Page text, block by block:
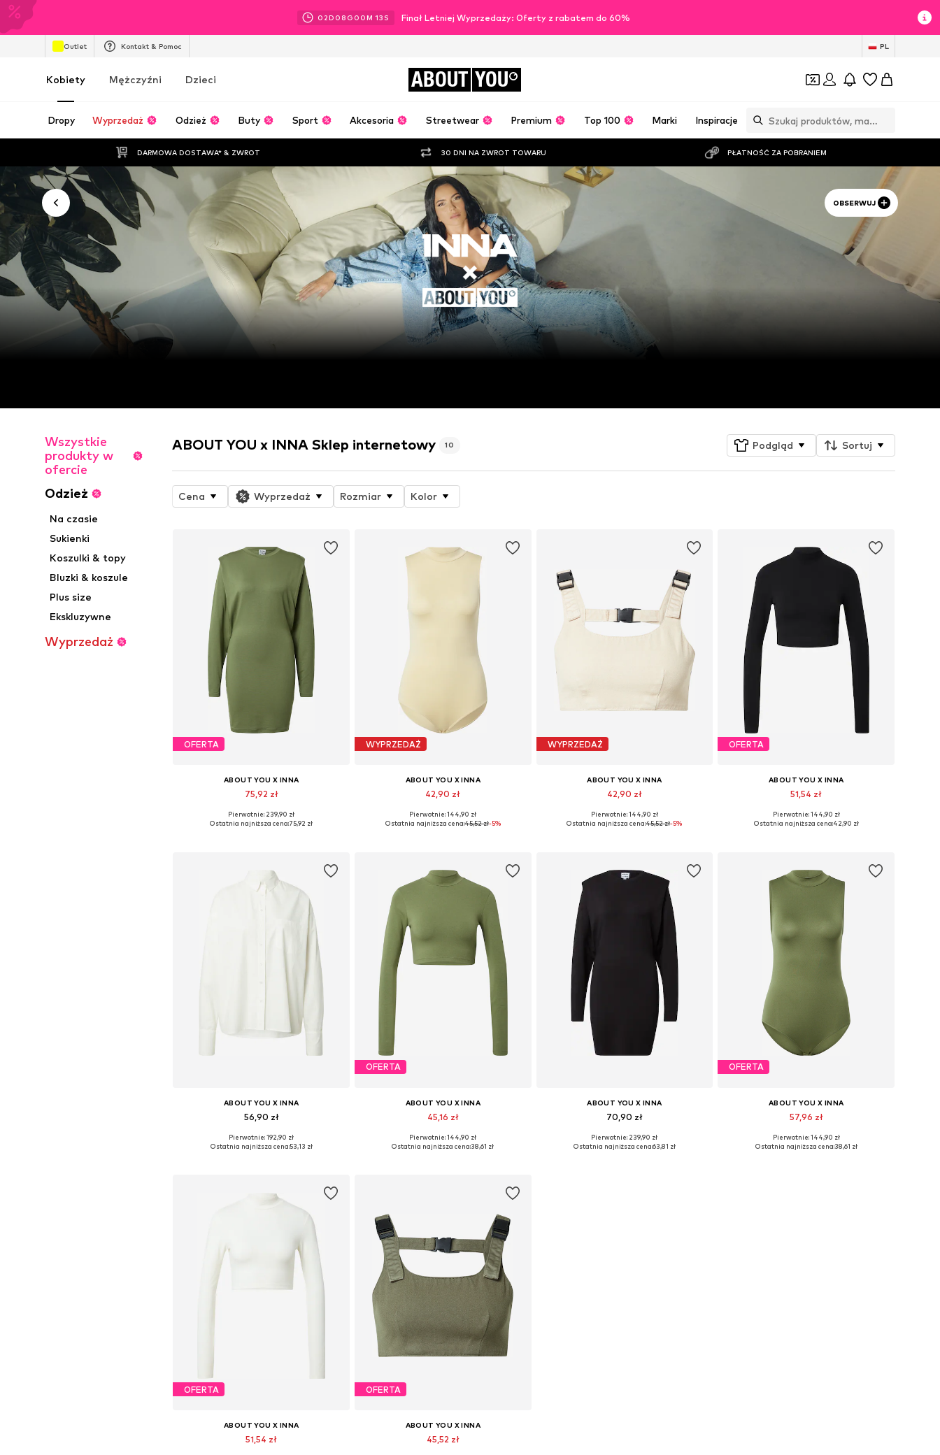
02D 08 G 00M 12 S Finał Letniej Wyprzedaży: Oferty z rabatem do 60%
Outlet Kontakt & Pomoc PL
Kobiety Mężczyźni Dzieci ABOUT YOU
Dropy Wyprzedaż Odzież Buty Sport Akcesoria Streetwear Premium Top 100 Marki Inspiracje
DARMOWA DOSTAWA* & ZWROT 30 DNI NA ZWROT TOWARU PŁATNOŚĆ ZA POBRANIEM
OBSERWUJ
Wszystkie
produkty w
ofercie
Odzież
Na czasie
Sukienki
Koszulki & topy
Bluzki & koszule
Plus size
Ekskluzywne
Wyprzedaż
ABOUT YOU x INNA Sklep internetowy 10 Podgląd Sortuj
Cena Wyprzedaż Rozmiar Kolor
OFERTA
ABOUT YOU X INNA
75,92 zł
Dostępne rozmiary: 36, 38, 40
Pierwotnie: 239,90 zł
Ostatnia najniższa cena:75,92 zł
WYPRZEDAŻ
ABOUT YOU X INNA
42,90 zł
Dostępne rozmiary: XS, S, M, L, XL, XXL
Pierwotnie: 144,90 zł
Ostatnia najniższa cena:45,52 zł-5%
WYPRZEDAŻ
ABOUT YOU X INNA
42,90 zł
Dostępne rozmiary: M, L, XL, XXL
Pierwotnie: 144,90 zł
Ostatnia najniższa cena:45,52 zł-5%
OFERTA
ABOUT YOU X INNA
51,54 zł
Dostępne rozmiary: L, XL, XXL
Pierwotnie: 144,90 zł
Ostatnia najniższa cena:42,90 zł
ABOUT YOU X INNA
56,90 zł
Dostępne rozmiary: XS, L
Pierwotnie: 192,90 zł
Ostatnia najniższa cena:53,13 zł
OFERTA
ABOUT YOU X INNA
45,16 zł
Dostępne rozmiary: XS, M, XXL
Pierwotnie: 144,90 zł
Ostatnia najniższa cena:38,61 zł
ABOUT YOU X INNA
70,90 zł
Dostępne rozmiary: 38
Pierwotnie: 239,90 zł
Ostatnia najniższa cena:63,81 zł
OFERTA
ABOUT YOU X INNA
57,96 zł
Dostępne rozmiary: L
Pierwotnie: 144,90 zł
Ostatnia najniższa cena:38,61 zł
OFERTA
ABOUT YOU X INNA
51,54 zł
OFERTA
ABOUT YOU X INNA
45,52 zł